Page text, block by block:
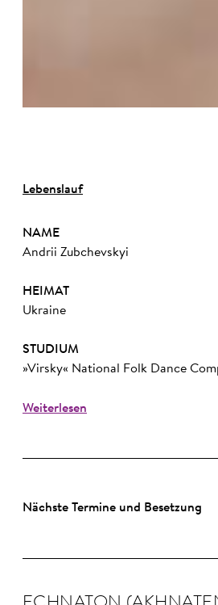
Lebenslauf
NAME
Andrii Zubchevskyi
HEIMAT
Ukraine
STUDIUM
»Virsky« National Folk Dance
Weiterlesen
Nächste Termine und Besetzung